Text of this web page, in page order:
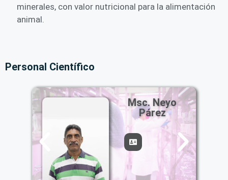
minerales, con valor nutricional para la alimentación
animal.
Personal Científico
Msc. Neyo
Párez